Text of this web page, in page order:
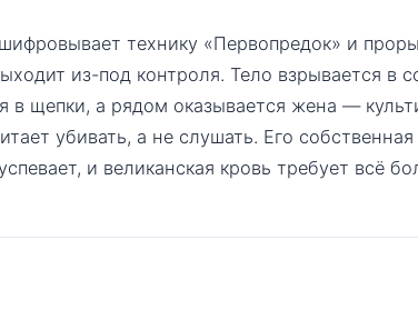
технику «Первопредок» и
из-под контроля. Тело взрывается в
в щепки, а рядом оказывается жена —
убивать, а не слушать. Его
и великанская кровь требует всё